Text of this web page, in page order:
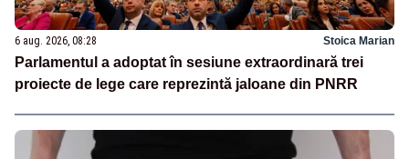
6 aug. 2026, 08:28 Stoica Marian
Parlamentul a adoptat în sesiune extraordinară trei
proiecte de lege care reprezintă jaloane din PNRR